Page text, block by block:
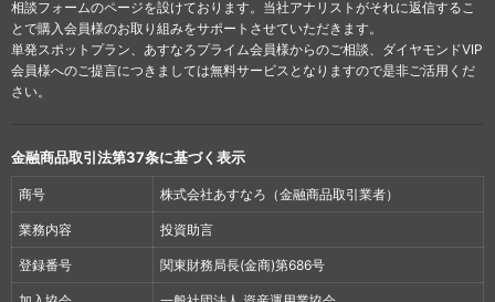
相談フォームのページを設けております。当社アナリストがそれに返信するこ
とで購入会員様のお取り組みをサポートさせていただきます。
単発スポットプラン、あすなろプライム会員様からのご相談、ダイヤモンドVIP
会員様へのご提言につきましては無料サービスとなりますので是非ご活用くだ
さい。
金融商品取引法第37条に基づく表示
商号 株式会社あすなろ（金融商品取引業者）
業務内容 投資助言
登録番号 関東財務局長(金商)第686号